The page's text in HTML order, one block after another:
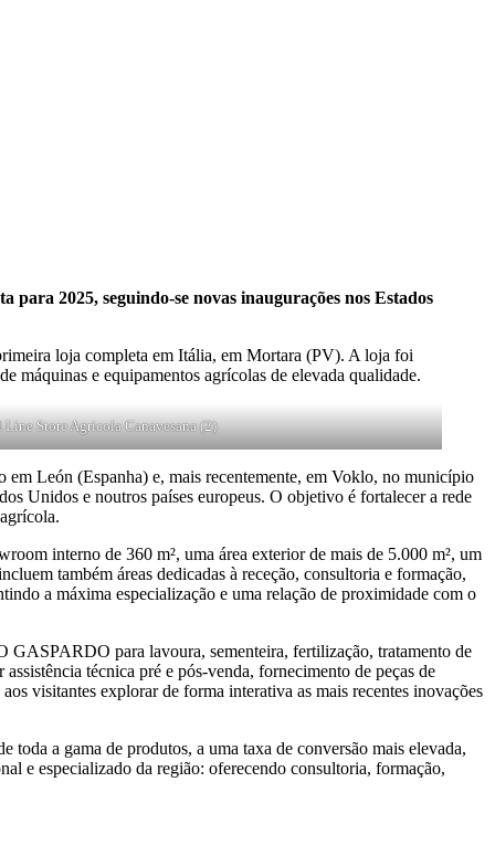
2025, seguindo-se novas inaugurações nos Estados
loja completa em Itália, em Mortara (PV). A loja foi
e equipamentos agrícolas de elevada qualidade.
Line Store Agricola Canavesana (2)
em León (Espanha) e, mais recentemente, em Voklo, no município
Unidos e noutros países europeus. O objetivo é fortalecer a rede
interno de 360 m², uma área exterior de mais de 5.000 m², um
também áreas dedicadas à receção, consultoria e formação,
a máxima especialização e uma relação de proximidade com o
GASPARDO para lavoura, sementeira, fertilização, tratamento de
técnica pré e pós-venda, fornecimento de peças de
visitantes explorar de forma interativa as mais recentes inovações
a gama de produtos, a uma taxa de conversão mais elevada,
e especializado da região: oferecendo consultoria, formação,